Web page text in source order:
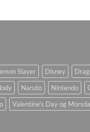
Slayer Disney
Naruto Nintendo
Valentine's Day og